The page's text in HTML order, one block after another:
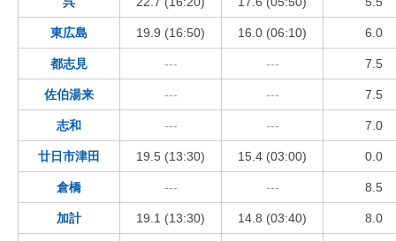
東広島 19.9 (16:50) 16.0 (06:10) 6.0
都志見 --- --- 7.5
佐伯湯来 --- --- 7.5
志和 --- --- 7.0
廿日市津田 19.5 (13:30) 15.4 (03:00) 0.0
倉橋 --- --- 8.5
加計 19.1 (13:30) 14.8 (03:40) 8.0